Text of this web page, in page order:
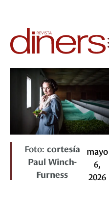
Foto: cortesía
Paul Winch-
Furness
mayo
6,
2026